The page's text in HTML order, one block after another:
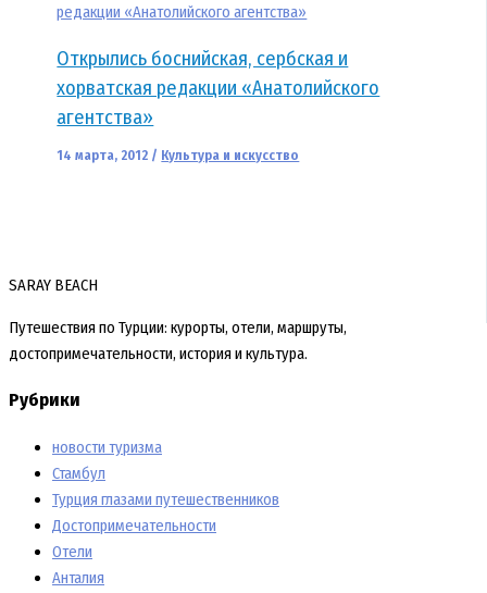
Открылись боснийская, сербская и
хорватская редакции «Анатолийского
агентства»
14 марта, 2012 / Культура и искусство
SARAY BEACH
Путешествия по Турции: курорты, отели, маршруты,
достопримечательности, история и культура.
Рубрики
новости туризма
Стамбул
Турция глазами путешественников
Достопримечательности
Отели
Анталия